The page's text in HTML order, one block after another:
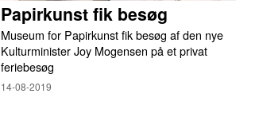
Papirkunst fik besøg
Museum for Papirkunst fik besøg af den nye
Kulturminister Joy Mogensen på et privat
feriebesøg
14-08-2019